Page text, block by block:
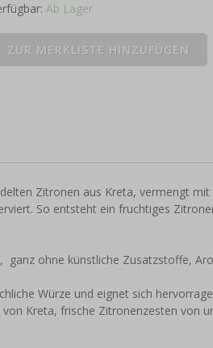
Ab Lager
Zitronen aus Kreta, vermengt mit
So entsteht ein fruchtiges
ganz ohne künstliche Zusatzstoffe,
Würze und eignet sich
Kreta, frische Zitronenzesten von